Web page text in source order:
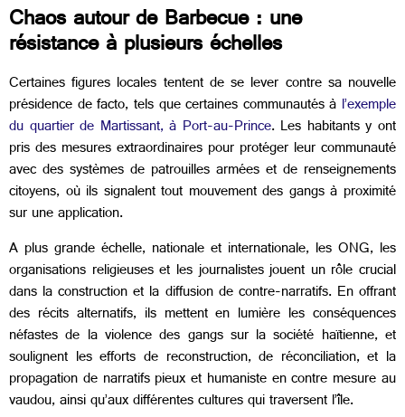
Chaos autour de Barbecue : une
résistance à plusieurs échelles
Certaines figures locales tentent de se lever contre sa nouvelle
présidence de facto, tels que certaines communautés à l’exemple
du quartier de Martissant, à Port-au-Prince. Les habitants y ont
pris des mesures extraordinaires pour protéger leur communauté
avec des systèmes de patrouilles armées et de renseignements
citoyens, où ils signalent tout mouvement des gangs à proximité
sur une application.
A plus grande échelle, nationale et internationale, les ONG, les
organisations religieuses et les journalistes jouent un rôle crucial
dans la construction et la diffusion de contre-narratifs. En offrant
des récits alternatifs, ils mettent en lumière les conséquences
néfastes de la violence des gangs sur la société haïtienne, et
soulignent les efforts de reconstruction, de réconciliation, et la
propagation de narratifs pieux et humaniste en contre mesure au
vaudou, ainsi qu’aux différentes cultures qui traversent l’île.